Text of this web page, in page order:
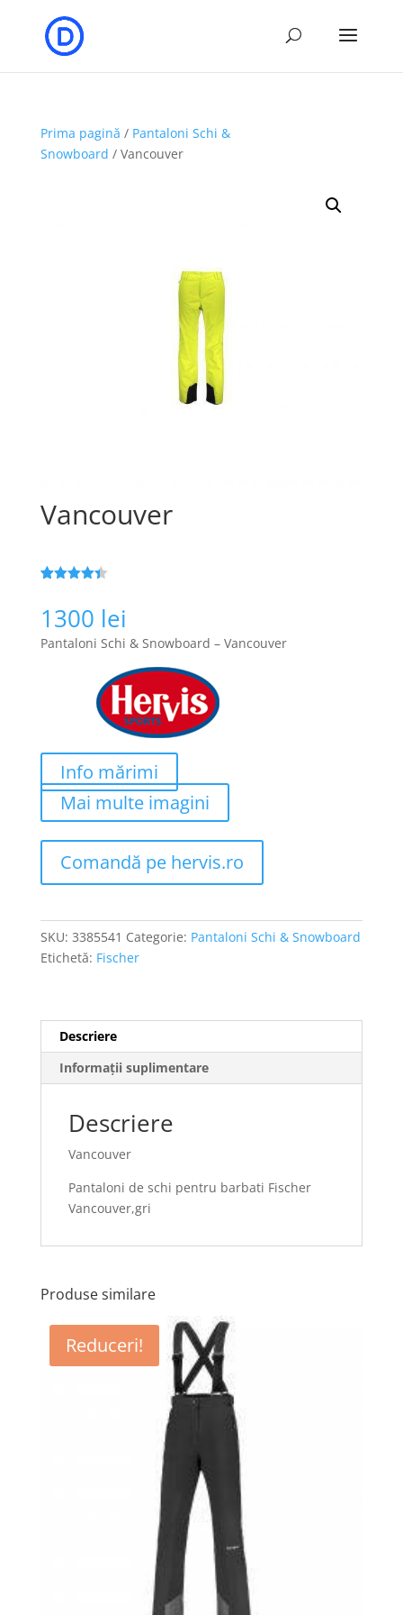
Prima pagină / Pantaloni Schi &
Snowboard / Vancouver
Vancouver
pe baza a
de evaluări
de la
1300 lei
Pantaloni Schi & Snowboard – Vancouver
Info mărimi
Mai multe imagini
Comandă pe hervis.ro
SKU: 3385541 Categorie: Pantaloni Schi & Snowboard
Etichetă: Fischer
Descriere
Informații suplimentare
Descriere
Vancouver
Pantaloni de schi pentru barbati Fischer
Vancouver,gri
Produse similare
Reduceri!